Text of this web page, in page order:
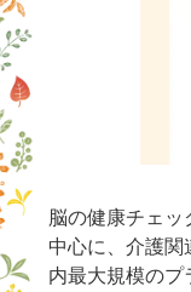
脳の健康チェ
中心に、介護関
内最大規模のプ